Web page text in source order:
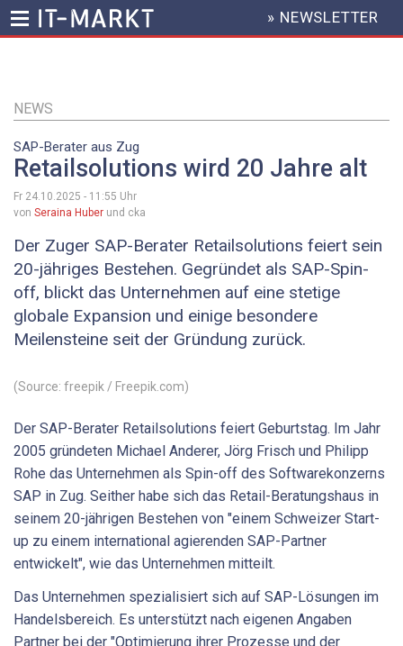
Inhalt
HEADER
MENU
» NEWSLETTER
NEWS
SAP-Berater aus Zug
Retailsolutions wird 20 Jahre alt
Fr 24.10.2025 - 11:55 Uhr
von Seraina Huber und cka
Der Zuger SAP-Berater Retailsolutions feiert sein
20-jähriges Bestehen. Gegründet als SAP-Spin-
off, blickt das Unternehmen auf eine stetige
globale Expansion und einige besondere
Meilensteine seit der Gründung zurück.
(Source: freepik / Freepik.com)
Der SAP-Berater Retailsolutions feiert Geburtstag. Im Jahr
2005 gründeten Michael Anderer, Jörg Frisch und Philipp
Rohe das Unternehmen als Spin-off des Softwarekonzerns
SAP in Zug. Seither habe sich das Retail-Beratungshaus in
seinem 20-jährigen Bestehen von "einem Schweizer Start-
up zu einem international agierenden SAP-Partner
entwickelt", wie das Unternehmen mitteilt.
Das Unternehmen spezialisiert sich auf SAP-Lösungen im
Handelsbereich. Es unterstützt nach eigenen Angaben
Partner bei der "Optimierung ihrer Prozesse und der